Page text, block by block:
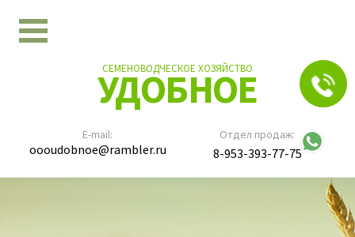
СЕМЕНОВОДЧЕСКОЕ ХОЗЯЙСТВО
УДОБНОЕ
E-mail:
oooudobnoe@rambler.ru
Отдел продаж:
8-953-393-77-75